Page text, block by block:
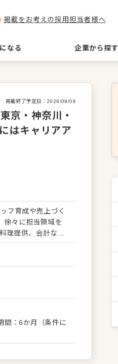
掲載をお考えの採用担当者様へ
なる 企業から探す
掲載終了予定日： 2026/09/09
京・神奈川・
はキャリアア
徐々に担当領域を
・お客様の声を活
どの店舗プロモー
ッフと一緒に改